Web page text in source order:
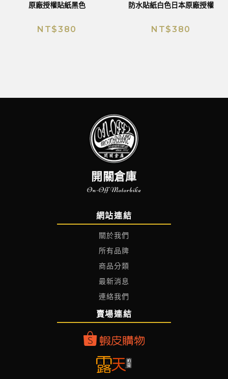
原廠授權貼紙黑色
NT$380
防水貼紙白色日本原廠授權
NT$380
開關倉庫
On-Off Motorbike
網站連結
關於我們
所有品牌
商品分類
最新消息
連絡我們
賣場連結